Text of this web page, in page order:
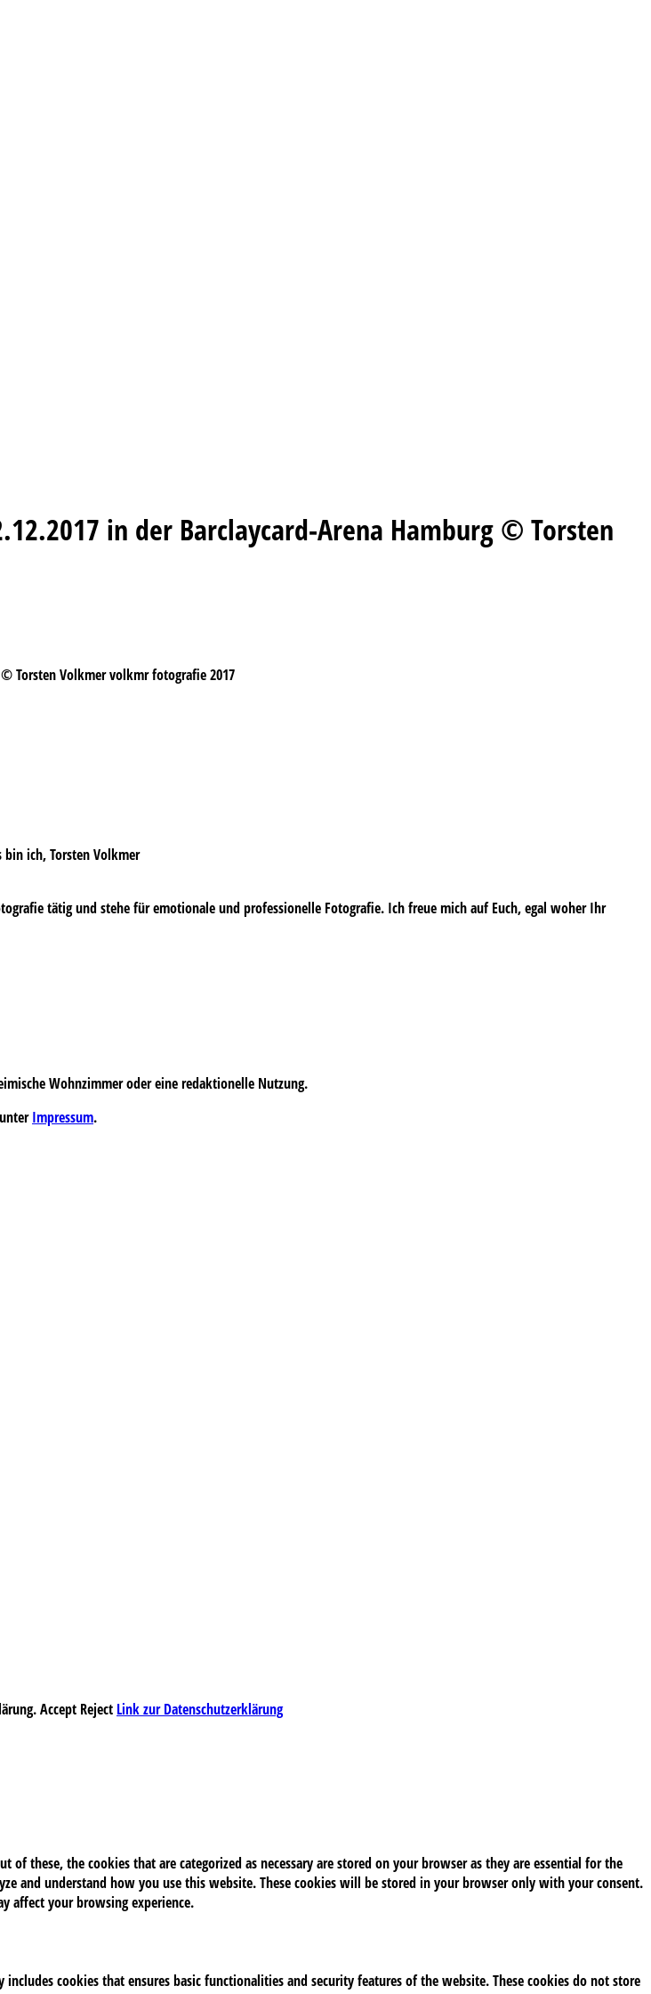
in der Barclaycard-Arena Hamburg © Torsten
© Torsten Volkmer volkmr fotografie 2017
tätig und stehe für emotionale und professionelle Fotografie. Ich freue mich auf Euch, egal woher Ihr
Wohnzimmer oder eine redaktionelle Nutzung.
Impressum.
Accept Reject Link zur Datenschutzerklärung
these, the cookies that are categorized as necessary are stored on your browser as they are essential for the
and understand how you use this website. These cookies will be stored in your browser only with your consent.
affect your browsing experience.
cookies that ensures basic functionalities and security features of the website. These cookies do not store